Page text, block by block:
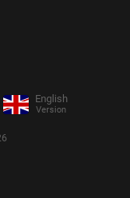
English
Version